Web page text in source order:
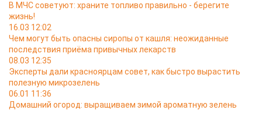
В МЧС советуют: храните топливо правильно - берегите
жизнь!
16.03 12:02
Чем могут быть опасны сиропы от кашля: неожиданные
последствия приёма привычных лекарств
08.03 12:35
Эксперты дали красноярцам совет, как быстро вырастить
полезную микрозелень
06.01 11:36
Домашний огород: выращиваем зимой ароматную зелень